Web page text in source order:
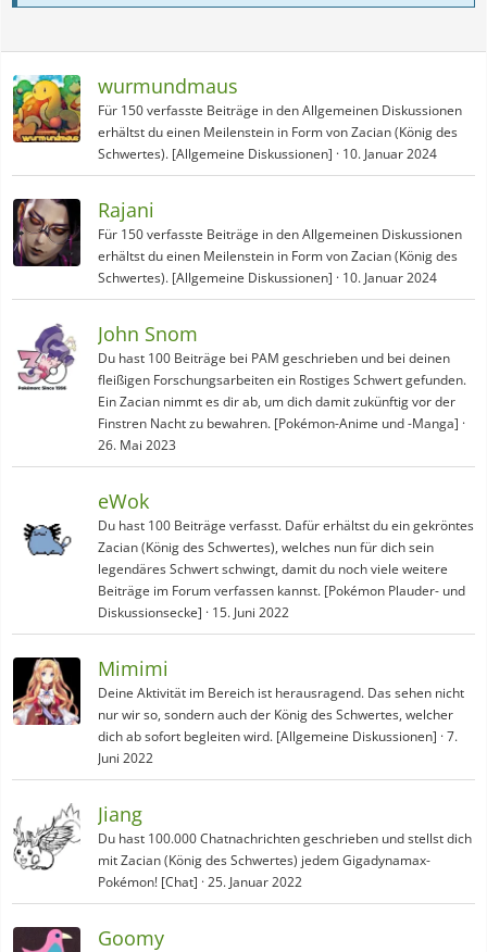
wurmundmaus
Für 150 verfasste Beiträge in den Allgemeinen Diskussionen
erhältst du einen Meilenstein in Form von Zacian (König des
Schwertes). [Allgemeine Diskussionen]
10. Januar 2024
Rajani
Für 150 verfasste Beiträge in den Allgemeinen Diskussionen
erhältst du einen Meilenstein in Form von Zacian (König des
Schwertes). [Allgemeine Diskussionen]
10. Januar 2024
John Snom
Du hast 100 Beiträge bei PAM geschrieben und bei deinen
fleißigen Forschungsarbeiten ein Rostiges Schwert gefunden.
Ein Zacian nimmt es dir ab, um dich damit zukünftig vor der
Finstren Nacht zu bewahren. [Pokémon-Anime und -Manga]
26. Mai 2023
eWok
Du hast 100 Beiträge verfasst. Dafür erhältst du ein gekröntes
Zacian (König des Schwertes), welches nun für dich sein
legendäres Schwert schwingt, damit du noch viele weitere
Beiträge im Forum verfassen kannst. [Pokémon Plauder- und
Diskussionsecke]
15. Juni 2022
Mimimi
Deine Aktivität im Bereich ist herausragend. Das sehen nicht
nur wir so, sondern auch der König des Schwertes, welcher
dich ab sofort begleiten wird. [Allgemeine Diskussionen] 7.
Juni 2022
Jiang
Du hast 100.000 Chatnachrichten geschrieben und stellst dich
mit Zacian (König des Schwertes) jedem Gigadynamax-
Pokémon! [Chat] 25. Januar 2022
Goomy